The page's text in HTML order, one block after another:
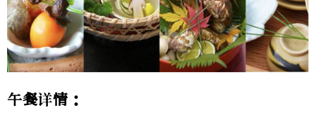
午餐详情：